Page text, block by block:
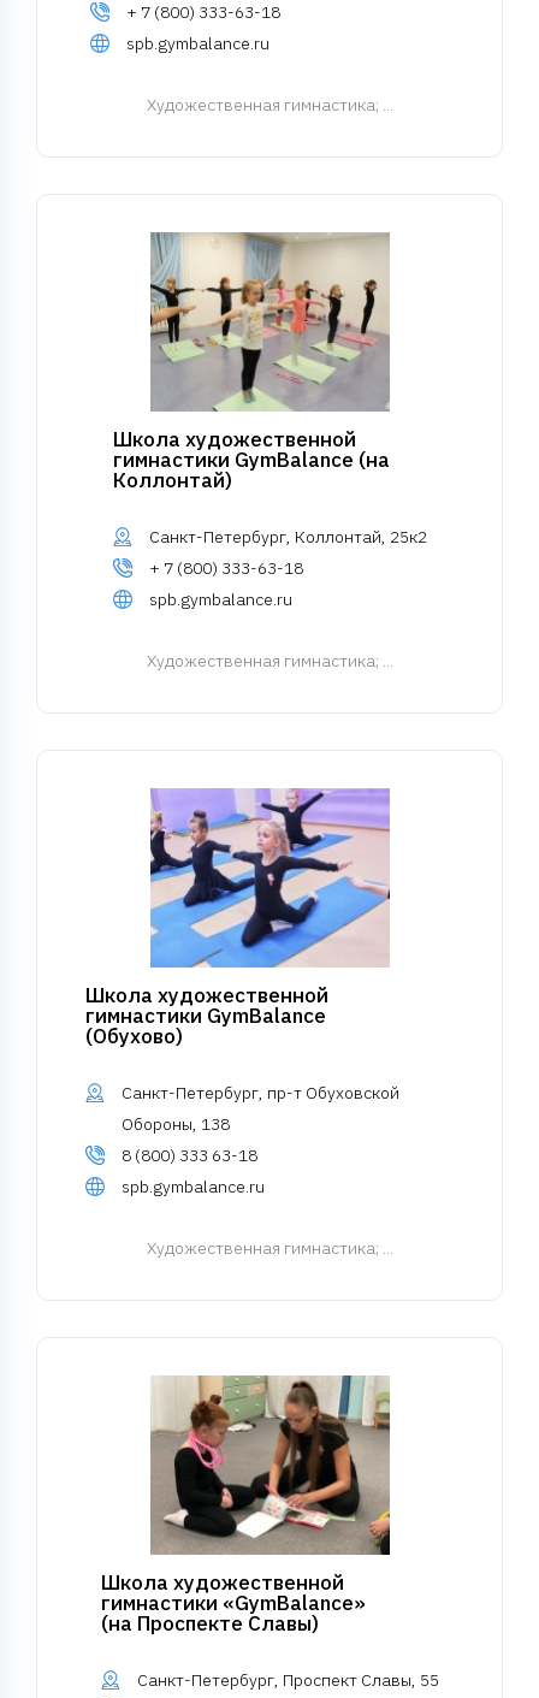
+ 7 (800) 333-63-18
spb.gymbalance.ru
Художественная гимнастика; ...
Школа художественной
гимнастики GymBalance (на
Коллонтай)
Санкт-Петербург, Коллонтай, 25к2
+ 7 (800) 333-63-18
spb.gymbalance.ru
Художественная гимнастика; ...
Школа художественной
гимнастики GymBalance
(Обухово)
Санкт-Петербург, пр-т Обуховской
Обороны, 138
8 (800) 333 63-18
spb.gymbalance.ru
Художественная гимнастика; ...
Школа художественной
гимнастики «GymBalance»
(на Проспекте Славы)
Санкт-Петербург, Проспект Славы, 55